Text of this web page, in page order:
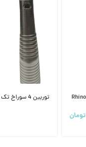
تومان
توربین 4 سوراخ تک ال ای دی راینو _ Rhino